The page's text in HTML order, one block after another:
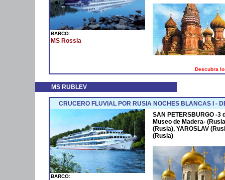
BARCO:
MS Rossia
Descubra
MS RUBLEV
CRUCERO FLUVIAL POR RUSIA NOCHES BLANCAS I -
BARCO:
SAN PETERSBURGO -3
Museo de Madera-
(Rusia), YAROSLAV
(Rusia)